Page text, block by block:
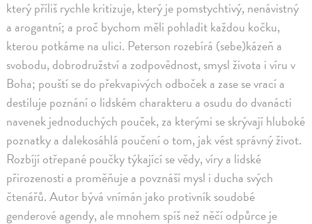
který příliš rychle kritizuje, který je pomstychtivý, nenávistný
a arogantní; a proč bychom měli pohladit každou kočku,
kterou potkáme na ulici. Peterson rozebírá (sebe)kázeň a
svobodu, dobrodružství a zodpovědnost, smysl života i víru v
Boha; pouští se do překvapivých odboček a zase se vrací a
destiluje poznání o lidském charakteru a osudu do dvanácti
navenek jednoduchých pouček, za kterými se skrývají hluboké
poznatky a dalekosáhlá poučení o tom, jak vést správný život.
Rozbíjí otřepané poučky týkající se vědy, víry a lidské
přirozenosti a proměňuje a povznáší mysl i ducha svých
čtenářů. Autor bývá vnímán jako protivník soudobé
genderové agendy, ale mnohem spíš než něčí odpůrce je